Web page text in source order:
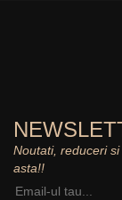
Noutati, reduceri
asta!!